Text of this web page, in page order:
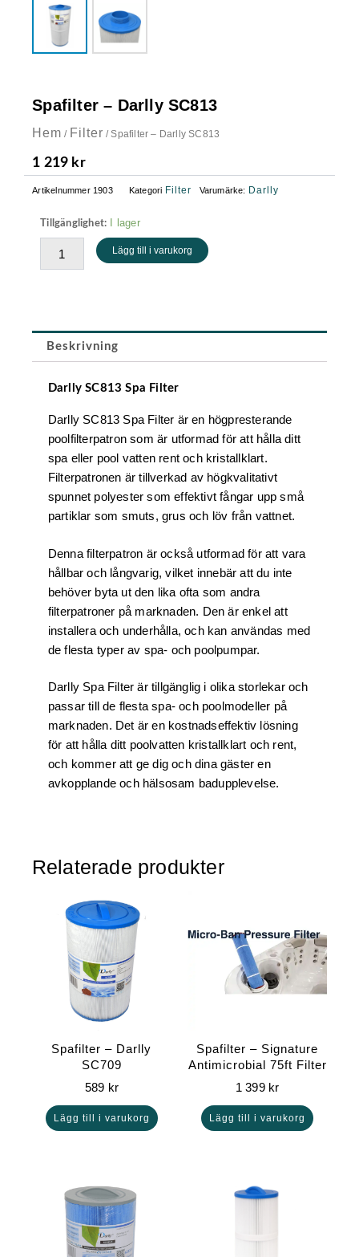
Spafilter – Darlly SC813
Hem / Filter / Spafilter – Darlly SC813
1 219 kr
Artikelnummer 1903 Kategori Filter Varumärke: Darlly
Tillgänglighet: I lager
Spafilter
-
Darlly
SC813
Lägg till i varukorg
Beskrivning
Darlly SC813 Spa Filter
Darlly SC813 Spa Filter är en högpresterande
poolfilterpatron som är utformad för att hålla ditt
spa eller pool vatten rent och kristallklart.
Filterpatronen är tillverkad av högkvalitativt
spunnet polyester som effektivt fångar upp små
partiklar som smuts, grus och löv från vattnet.
Denna filterpatron är också utformad för att vara
hållbar och långvarig, vilket innebär att du inte
behöver byta ut den lika ofta som andra
filterpatroner på marknaden. Den är enkel att
installera och underhålla, och kan användas med
de flesta typer av spa- och poolpumpar.
Darlly Spa Filter är tillgänglig i olika storlekar och
passar till de flesta spa- och poolmodeller på
marknaden. Det är en kostnadseffektiv lösning
för att hålla ditt poolvatten kristallklart och rent,
och kommer att ge dig och dina gäster en
avkopplande och hälsosam badupplevelse.
Relaterade produkter
Spafilter – Darlly
SC709
589 kr
Lägg till i varukorg
Spafilter – Signature
Antimicrobial 75ft Filter
1 399 kr
Lägg till i varukorg